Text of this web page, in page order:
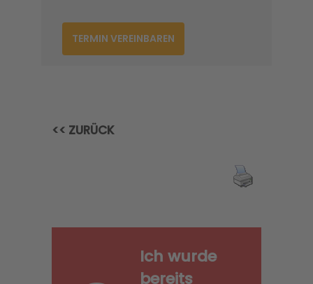
TERMIN VEREINBAREN
<< ZURÜCK
Ich wurde
bereits